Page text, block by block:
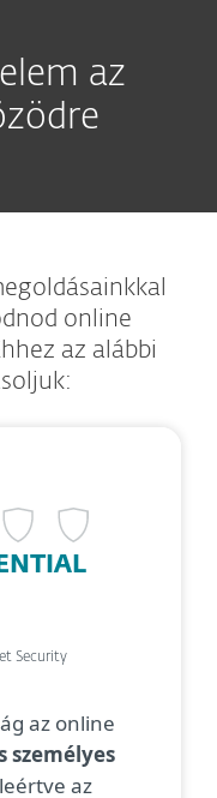
az
online
az alábbi
Security
az online
személyes
az